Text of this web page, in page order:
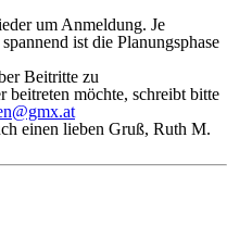
um Anmeldung. Je
ist die Planungsphase
Beitritte zu
möchte, schreibt bitte
einen lieben Gruß, Ruth M.